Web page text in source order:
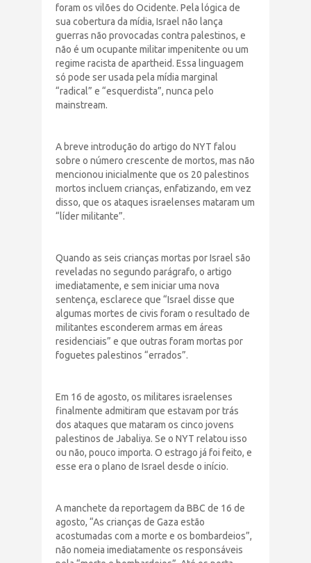
foram os vilões do Ocidente. Pela lógica de
sua cobertura da mídia, Israel não lança
guerras não provocadas contra palestinos, e
não é um ocupante militar impenitente ou um
regime racista de apartheid. Essa linguagem
só pode ser usada pela mídia marginal
“radical” e “esquerdista”, nunca pelo
mainstream.
A breve introdução do artigo do NYT falou
sobre o número crescente de mortos, mas não
mencionou inicialmente que os 20 palestinos
mortos incluem crianças, enfatizando, em vez
disso, que os ataques israelenses mataram um
“líder militante”.
Quando as seis crianças mortas por Israel são
reveladas no segundo parágrafo, o artigo
imediatamente, e sem iniciar uma nova
sentença, esclarece que “Israel disse que
algumas mortes de civis foram o resultado de
militantes esconderem armas em áreas
residenciais” e que outras foram mortas por
foguetes palestinos “errados”.
Em 16 de agosto, os militares israelenses
finalmente admitiram que estavam por trás
dos ataques que mataram os cinco jovens
palestinos de Jabaliya. Se o NYT relatou isso
ou não, pouco importa. O estrago já foi feito, e
esse era o plano de Israel desde o início.
A manchete da reportagem da BBC de 16 de
agosto, “As crianças de Gaza estão
acostumadas com a morte e os bombardeios”,
não nomeia imediatamente os responsáveis ​​